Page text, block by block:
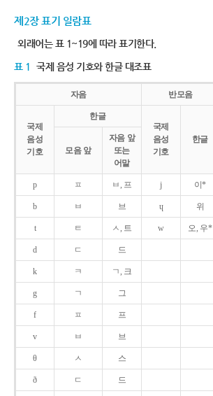
제2장 표기 일람표
외래어는 표 1~19에 따라 표기한다.
표 1 국제 음성 기호와 한글 대조표
자음 반모음
국제
음성
기호
한글
국제
음성
기호
한글
모음 앞
자음 앞
또는
어말
p ㅍ ㅂ, 프 j 이*
b ㅂ 브 ɥ 위
t ㅌ ㅅ, 트 w 오, 우*
d ㄷ 드
k ㅋ ㄱ, 크
g ㄱ 그
f ㅍ 프
v ㅂ 브
θ ㅅ 스
ð ㄷ 드